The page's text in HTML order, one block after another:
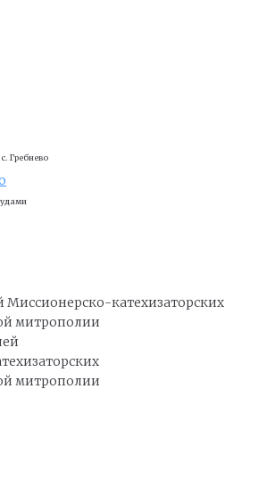
Гребнево
Миссионерско-катехизаторских
митрополии